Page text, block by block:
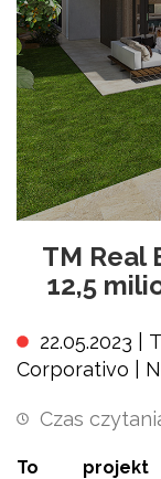
TM Real
12,5
22.05.2023 |
Corporativo
Czas
To projekt